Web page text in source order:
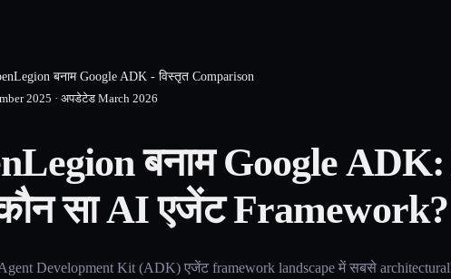
बनाम Google ADK - विस्तृत Comparison
2025 · अपडेटेड March 2026
बनाम Google
सा AI एजेंट Framework?
Development Kit (ADK) एजेंट framework landscape में सबसे